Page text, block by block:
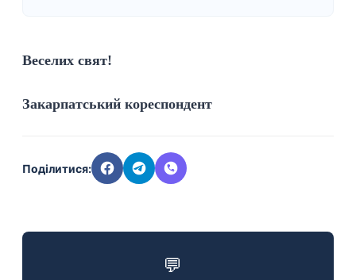
Веселих свят!
Закарпатський кореспондент
Поділитися:
💬